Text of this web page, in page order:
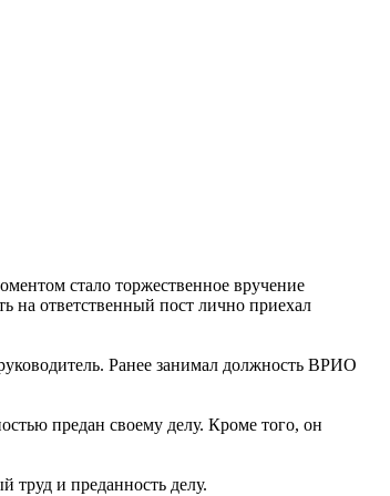
стало торжественное вручение
на ответственный пост лично приехал
Ранее занимал должность ВРИО
предан своему делу. Кроме того, он
труд и преданность делу.